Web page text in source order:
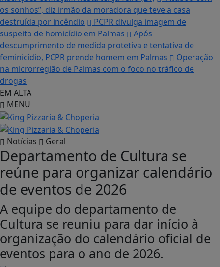
os sonhos”, diz irmão da moradora que teve a casa
destruída por incêndio
PCPR divulga imagem de
suspeito de homicídio em Palmas
Após
descumprimento de medida protetiva e tentativa de
feminicídio, PCPR prende homem em Palmas
Operação
na microrregião de Palmas com o foco no tráfico de
drogas
EM ALTA
MENU
Notícias Geral
Departamento de Cultura se
reúne para organizar calendário
de eventos de 2026
A equipe do departamento de
Cultura se reuniu para dar início à
organização do calendário oficial de
eventos para o ano de 2026.